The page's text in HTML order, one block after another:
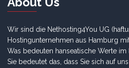
Wir sind die Nethosting4You UG
Hostingunternehmen aus Hamburg
Was bedeuten hanseatische Werte
Sie bedeutet das, dass Sie sich auf